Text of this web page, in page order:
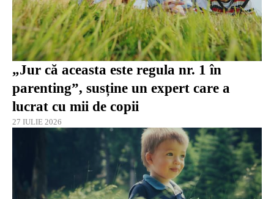
„Jur că aceasta este regula nr. 1 în
parenting”, susține un expert care a
lucrat cu mii de copii
27 IULIE 2026